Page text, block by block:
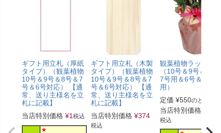
ギフト用立札（厚紙
タイプ）（観葉植物
10号＆9号＆8号＆7
号＆6号対応） 【通
常、送り主様名を立
札に記載】
当店特別価格 ¥1 税込
ギフト用立札（木製
タイプ）（観葉植物
10号＆9号＆8号＆7
号＆6号対応） 【通
常、送り主様名を立
札に記載】
当店特別価格 ¥374
税込
観葉植物ラッピン
（10号＆9号＆8号
7号用＆6号＆5号
用）
定価 ¥550のところ
当店特別価格
税込